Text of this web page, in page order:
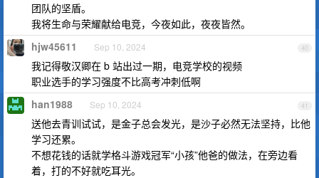
团队的坚盾。
我将生命与荣耀献给电竞，今夜如此，夜夜皆然。
40
hjw45611 Sep 10, 2024
我记得敬汉卿在 b 站出过一期，电竞学校的视频
职业选手的学习强度不比高考冲刺低啊
41
han1988 Sep 10, 2024
送他去青训试试，是金子总会发光，是沙子必然无法坚持，比他
学习还累。
不想花钱的话就学格斗游戏冠军“小孩”他爸的做法，在旁边看
着，打的不好就吃耳光。